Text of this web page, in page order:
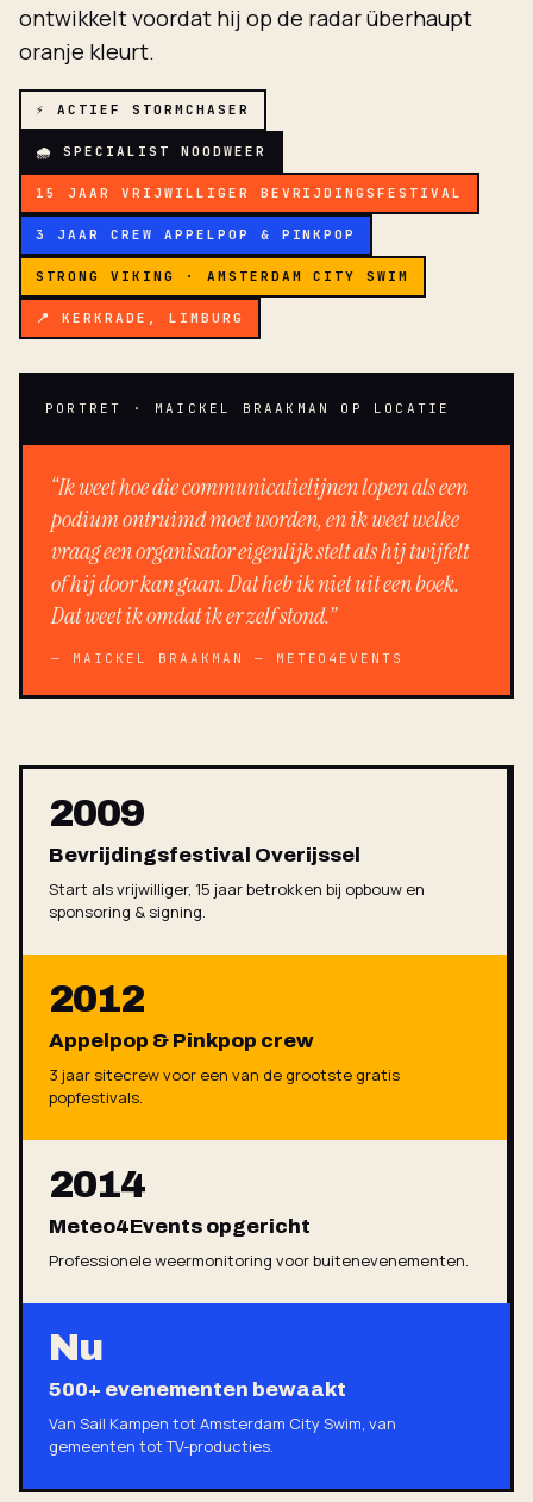
ontwikkelt voordat hij op de radar überhaupt
oranje kleurt.
⚡ ACTIEF STORMCHASER
🌧 SPECIALIST NOODWEER
15 JAAR VRIJWILLIGER BEVRIJDINGSFESTIVAL
3 JAAR CREW APPELPOP & PINKPOP
STRONG VIKING · AMSTERDAM CITY SWIM
📍 KERKRADE, LIMBURG
PORTRET · MAICKEL BRAAKMAN OP LOCATIE
“Ik weet hoe die communicatielijnen lopen als een
podium ontruimd moet worden, en ik weet welke
vraag een organisator eigenlijk stelt als hij twijfelt
of hij door kan gaan. Dat heb ik niet uit een boek.
Dat weet ik omdat ik er zelf stond.”
— MAICKEL BRAAKMAN — METEO4EVENTS
2009
Bevrijdingsfestival Overijssel
Start als vrijwilliger, 15 jaar betrokken bij opbouw en
sponsoring & signing.
2012
Appelpop & Pinkpop crew
3 jaar sitecrew voor een van de grootste gratis
popfestivals.
2014
Meteo4Events opgericht
Professionele weermonitoring voor buitenevenementen.
Nu
500+ evenementen bewaakt
Van Sail Kampen tot Amsterdam City Swim, van
gemeenten tot TV-producties.